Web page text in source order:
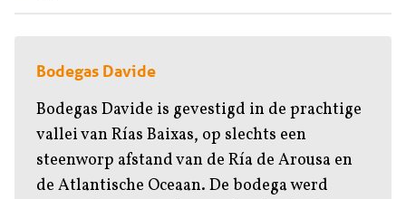
Bodegas Davide
Bodegas Davide is gevestigd in de prachtige
vallei van Rías Baixas, op slechts een
steenworp afstand van de Ría de Arousa en
de Atlantische Oceaan. De bodega werd